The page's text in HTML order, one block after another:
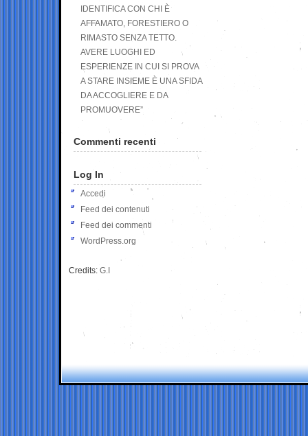
IDENTIFICA CON CHI È
AFFAMATO, FORESTIERO O
RIMASTO SENZA TETTO.
AVERE LUOGHI ED
ESPERIENZE IN CUI SI PROVA
A STARE INSIEME È UNA SFIDA
DA ACCOGLIERE E DA
PROMUOVERE”
Commenti recenti
Log In
Accedi
Feed dei contenuti
Feed dei commenti
WordPress.org
Credits: G.I